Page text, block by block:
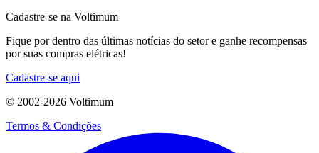
Cadastre-se na Voltimum
Fique por dentro das últimas notícias do setor e ganhe recompensas
por suas compras elétricas!
Cadastre-se aqui
© 2002-2026 Voltimum
Termos & Condições